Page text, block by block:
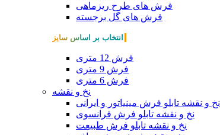
فرش های طرح ریزماهی
فرش های گل برجسته
انتخاب بر اساس سایز
فرش 12 متری
فرش 9 متری
فرش 6 متری
نخ و نقشه
نخ و نقشه تابلو فرش مینیاتور و ایرانی
نخ و نقشه تابلو فرش فرانسوی
نخ و نقشه تابلو فرش طبیعت